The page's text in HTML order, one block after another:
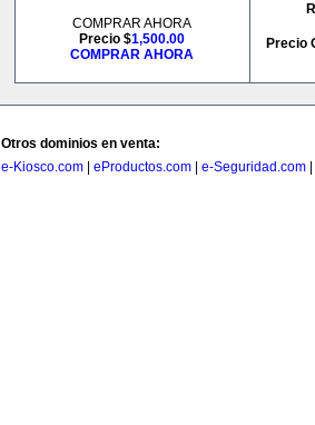
COMPRAR AHORA
Precio $1,500.00
COMPRAR AHORA
Precio
Otros dominios en venta:
e-Kiosco.com
eProductos.com e-Seguridad.com